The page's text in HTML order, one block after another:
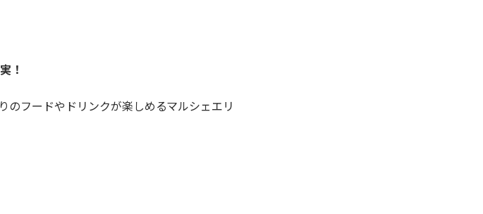
！
フードやドリンクが楽しめるマルシェエリ